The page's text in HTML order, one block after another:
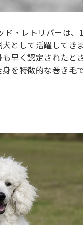
ド・レトリバーは
として活躍してき
早く認定されたと
を特徴的な巻き毛